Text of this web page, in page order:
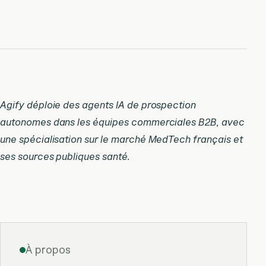
Agify déploie des agents IA de prospection
autonomes dans les équipes commerciales B2B, avec
une spécialisation sur le marché MedTech français et
ses sources publiques santé.
À propos